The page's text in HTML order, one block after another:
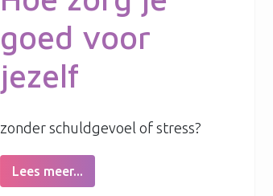
goed voor
jezelf
zonder schuldgevoel of stress?
Lees meer...